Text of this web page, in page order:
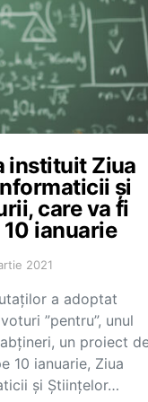
instituit Ziua
și
care va fi
ianuarie
2021
a adoptat
”pentru”, unul
un proiect
10 ianuarie, Ziua
şi Ştiinţelor…